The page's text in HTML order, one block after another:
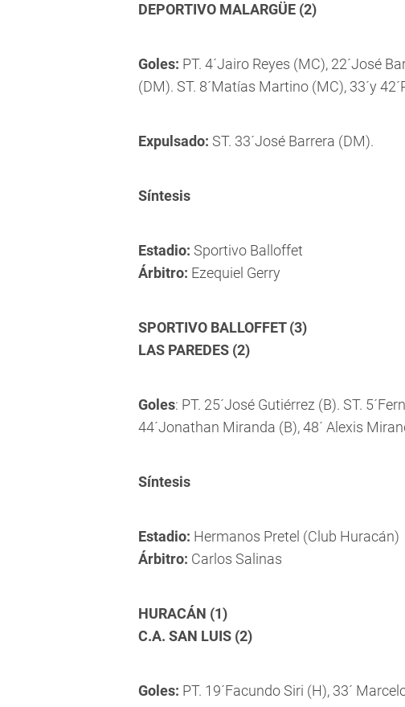
DEPORTIVO MALARGÜE (2)
Goles: PT. 4´Jairo Reyes (MC), 22´José
(DM). ST. 8´Matías Martino (MC), 33´y
Expulsado: ST. 33´José Barrera (DM).
Síntesis
Estadio: Sportivo Balloffet
Árbitro: Ezequiel Gerry
SPORTIVO BALLOFFET (3)
LAS PAREDES (2)
Goles: PT. 25´José Gutiérrez (B). ST.
44´Jonathan Miranda (B), 48´ Alexis
Síntesis
Estadio: Hermanos Pretel (Club Huracán)
Árbitro: Carlos Salinas
HURACÁN (1)
C.A. SAN LUIS (2)
Goles: PT. 19´Facundo Siri (H), 33´